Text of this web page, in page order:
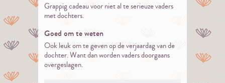
Grappig cadeau voor niet al te serieuze vaders
met dochters.
Goed om te weten
Ook leuk om te geven op de verjaardag van de
dochter. Want dan worden vaders doorgaans
overgeslagen.